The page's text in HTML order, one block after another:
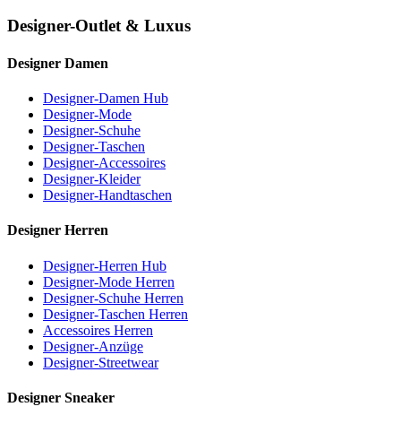
Designer-Outlet & Luxus
Designer Damen
Designer-Damen Hub
Designer-Mode
Designer-Schuhe
Designer-Taschen
Designer-Accessoires
Designer-Kleider
Designer-Handtaschen
Designer Herren
Designer-Herren Hub
Designer-Mode Herren
Designer-Schuhe Herren
Designer-Taschen Herren
Accessoires Herren
Designer-Anzüge
Designer-Streetwear
Designer Sneaker